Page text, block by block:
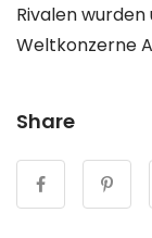
Rivalen
Weltkonzerne
Share